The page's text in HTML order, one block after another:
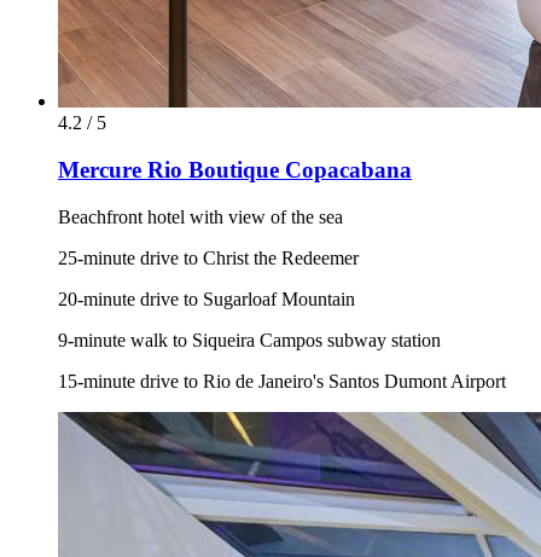
4.2 / 5
Mercure Rio Boutique Copacabana
Beachfront hotel with view of the sea
25-minute drive to Christ the Redeemer
20-minute drive to Sugarloaf Mountain
9-minute walk to Siqueira Campos subway station
15-minute drive to Rio de Janeiro's Santos Dumont Airport